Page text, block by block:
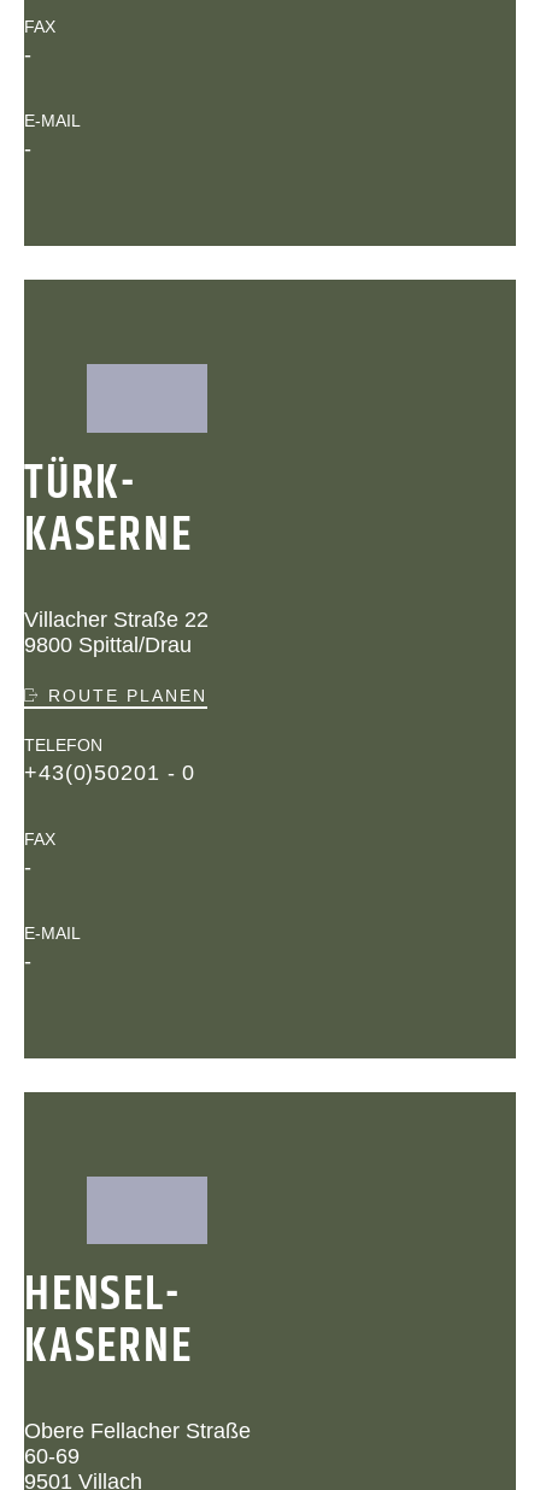
FAX
-
E-MAIL
-
TÜRK-
KASERNE
Villacher Straße 22
9800 Spittal/Drau
ROUTE PLANEN
TELEFON
+43(0)50201 - 0
FAX
-
E-MAIL
-
HENSEL-
KASERNE
Obere Fellacher Straße
60-69
9501 Villach